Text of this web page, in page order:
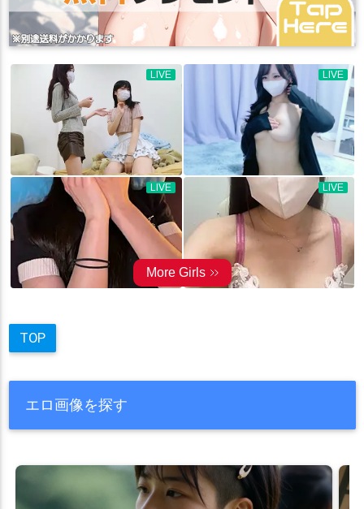
TOP
エロ画像を探す